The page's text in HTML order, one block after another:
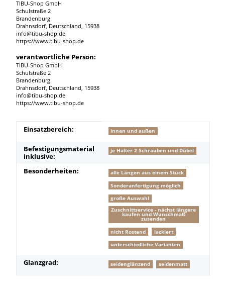
TIBU-Shop GmbH
Schulstraße 2
Brandenburg
Drahnsdorf, Deutschland, 15938
info@tibu-shop.de
https://www.tibu-shop.de
verantwortliche Person:
TIBU-Shop GmbH
Schulstraße 2
Brandenburg
Drahnsdorf, Deutschland, 15938
info@tibu-shop.de
https://www.tibu-shop.de
Produkteigenschaft
Wert
Einsatzbereich: innen und außen
Befestigungsmaterial
inklusive:
je Halter 2 Schrauben und Dübel
Besonderheiten:
alle Längen aus einem Stück
Sonderanfertigung möglich
große Auswahl
Zuschnittservice - nächst längere
kaufen und Wunschmaß
zusenden
nicht Rostend
lackiert
unterschiedliche Varianten
Glanzgrad: seidenglänzend seidenmatt